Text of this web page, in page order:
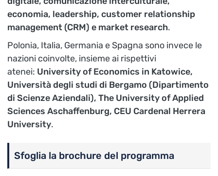
economia, leadership, customer relationship
management (CRM) e market research.
Polonia, Italia, Germania e Spagna sono invece le
nazioni coinvolte, insieme ai rispettivi
atenei: University of Economics in Katowice,
Università degli studi di Bergamo (Dipartimento
di Scienze Aziendali), The University of Applied
Sciences Aschaffenburg, CEU Cardenal Herrera
University.
Sfoglia la brochure del programma